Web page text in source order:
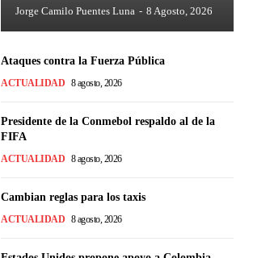
Jorge Camilo Puentes Luna - 8 Agosto, 2026
Ataques contra la Fuerza Pública
ACTUALIDAD 8 agosto, 2026
Presidente de la Conmebol respaldo al de la
FIFA
ACTUALIDAD 8 agosto, 2026
Cambian reglas para los taxis
ACTUALIDAD 8 agosto, 2026